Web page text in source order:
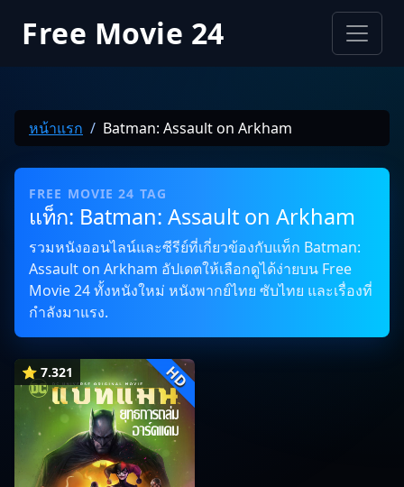
Free Movie 24
หน้าแรก Batman: Assault on Arkham
FREE MOVIE 24 TAG
แท็ก: Batman: Assault on Arkham
รวมหนังออนไลน์และซีรีย์ที่เกี่ยวข้องกับแท็ก Batman:
Assault on Arkham อัปเดตให้เลือกดูได้ง่ายบน Free
Movie 24 ทั้งหนังใหม่ หนังพากย์ไทย ซับไทย และเรื่องที่
กำลังมาแรง.
⭐ 7.321 HD